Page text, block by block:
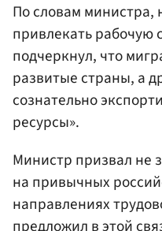
По словам министра,
привлекать рабочую
подчеркнул, что
развитые страны, а
сознательно
ресурсы».
Министр призвал не
на привычных
направлениях
предложил в этой